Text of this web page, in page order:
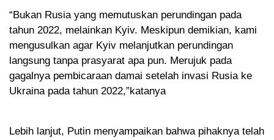
“Bukan Rusia yang memutuskan perundingan pada
tahun 2022, melainkan Kyiv. Meskipun demikian, kami
mengusulkan agar Kyiv melanjutkan perundingan
langsung tanpa prasyarat apa pun. Merujuk pada
gagalnya pembicaraan damai setelah invasi Rusia ke
Ukraina pada tahun 2022,”katanya
Lebih lanjut, Putin menyampaikan bahwa pihaknya telah